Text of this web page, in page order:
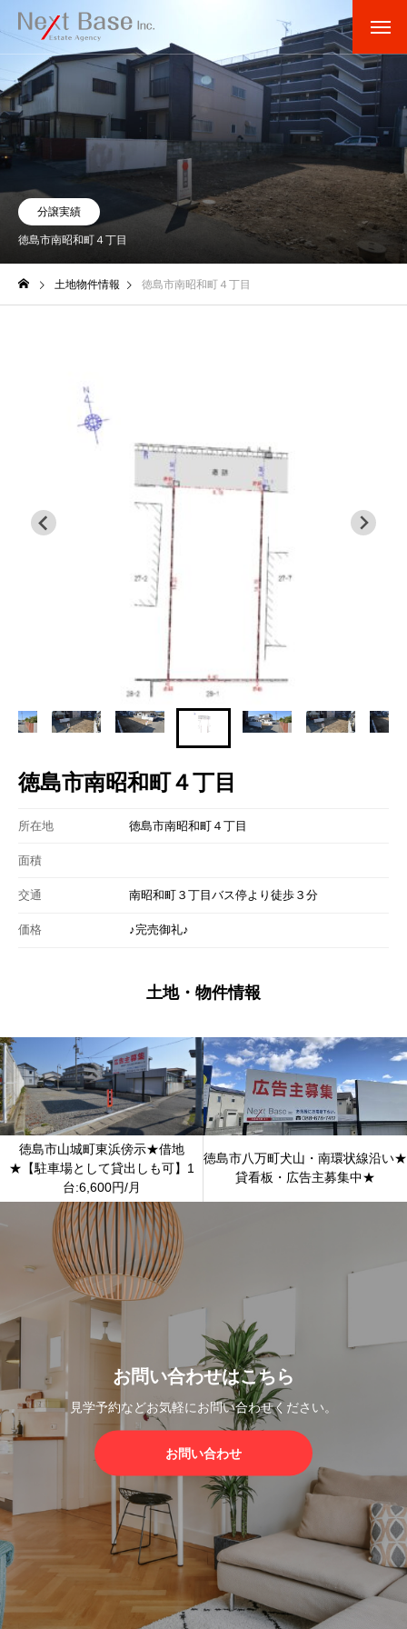
分譲実績
徳島市南昭和町４丁目
土地物件情報 徳島市南昭和町４丁目
徳島市南昭和町４丁目
所在地 徳島市南昭和町４丁目
面積
交通 南昭和町３丁目バス停より徒歩３分
価格 ♪完売御礼♪
土地・物件情報
徳島市山城町東浜傍示★借地
★【駐車場として貸出しも可】1
台:6,600円/月
徳島市八万町犬山・南環状線沿い★
貸看板・広告主募集中★
お問い合わせはこちら
見学予約などお気軽にお問い合わせください。
お問い合わせ